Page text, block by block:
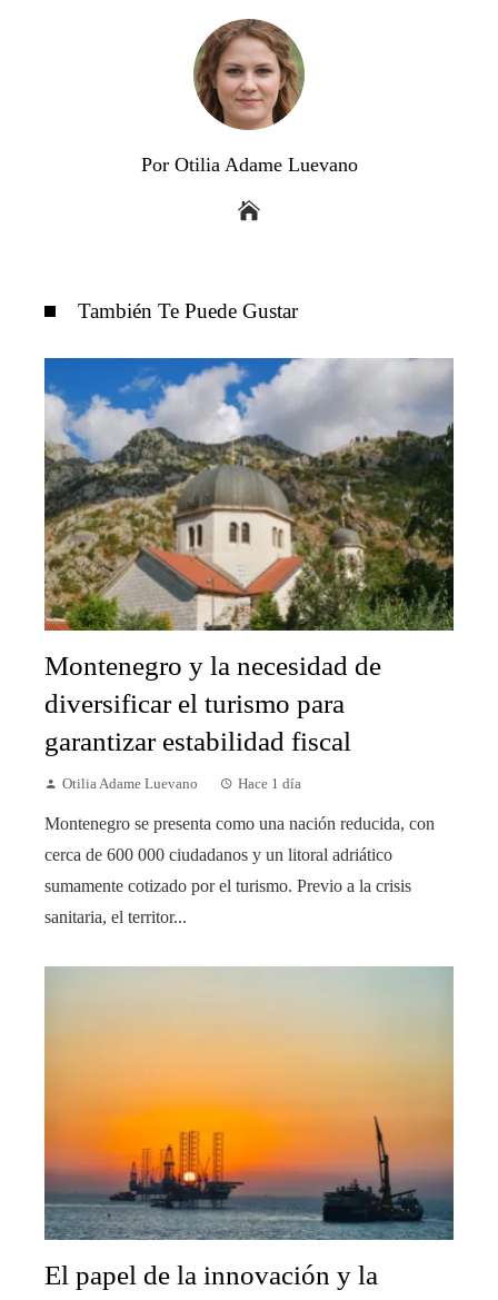
Por Otilia Adame Luevano
También Te Puede Gustar
Montenegro y la necesidad de
diversificar el turismo para
garantizar estabilidad fiscal
Otilia Adame Luevano Hace 1 día
Montenegro se presenta como una nación reducida, con
cerca de 600 000 ciudadanos y un litoral adriático
sumamente cotizado por el turismo. Previo a la crisis
sanitaria, el territor...
El papel de la innovación y la